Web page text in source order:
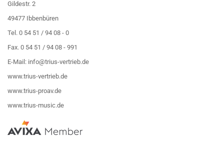
Gildestr. 2
49477 Ibbenbüren
Tel. 0 54 51 / 94 08 - 0
Fax. 0 54 51 / 94 08 - 991
E-Mail: info@trius-vertrieb.de
www.trius-vertrieb.de
www.trius-proav.de
www.trius-music.de